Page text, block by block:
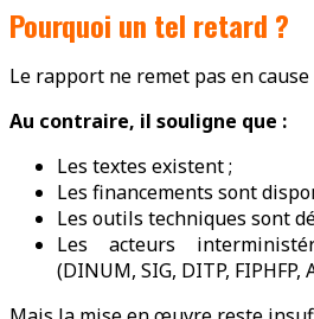
Pourquoi un tel retard ?
Le rapport ne remet pas en cause
Au contraire, il souligne que :
Les textes existent ;
Les financements sont
Les outils techniques sont
Les acteurs
(DINUM, SIG, DITP, FIPHFP,